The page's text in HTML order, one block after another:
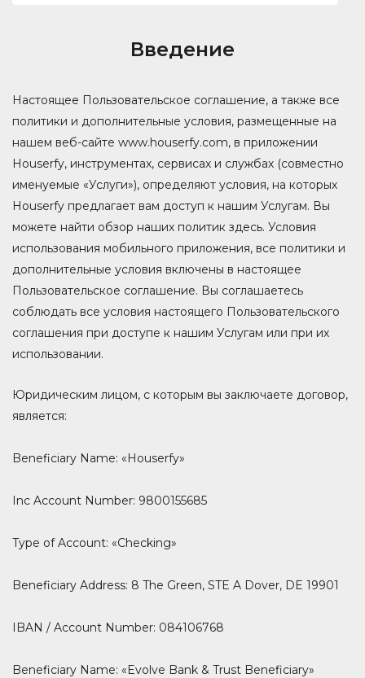
Введение
Настоящее Пользовательское соглашение, а также все
политики и дополнительные условия, размещенные на
нашем веб-сайте www.houserfy.com, в приложении
Houserfy, инструментах, сервисах и ​​службах (совместно
именуемые «Услуги»), определяют условия, на которых
Houserfy предлагает вам доступ к нашим Услугам. Вы
можете найти обзор наших политик здесь. Условия
использования мобильного приложения, все политики и
дополнительные условия включены в настоящее
Пользовательское соглашение. Вы соглашаетесь
соблюдать все условия настоящего Пользовательского
соглашения при доступе к нашим Услугам или при их
использовании.
Юридическим лицом, с которым вы заключаете договор,
является:
Beneficiary Name: «Houserfy»
Inc Account Number: 9800155685
Type of Account: «Checking»
Beneficiary Address: 8 The Green, STE A Dover, DE 19901
IBAN / Account Number: 084106768
Beneficiary Name: «Evolve Bank & Trust Beneficiary»